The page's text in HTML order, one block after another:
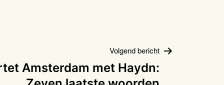
Volgend bericht
Amsterdam met Haydn: